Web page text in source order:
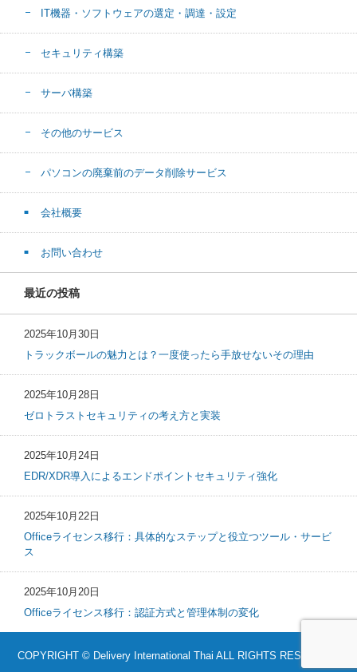
IT機器・ソフトウェアの選定・調達・設定
セキュリティ構築
サーバ構築
その他のサービス
パソコンの廃棄前のデータ削除サービス
会社概要
お問い合わせ
最近の投稿
2025年10月30日
トラックボールの魅力とは？一度使ったら手放せないその理由
2025年10月28日
ゼロトラストセキュリティの考え方と実装
2025年10月24日
EDR/XDR導入によるエンドポイントセキュリティ強化
2025年10月22日
Officeライセンス移行：具体的なステップと役立つツール・サービ
ス
2025年10月20日
Officeライセンス移行：認証方式と管理体制の変化
COPYRIGHT © Delivery International Thai ALL RIGHTS RESERVED.